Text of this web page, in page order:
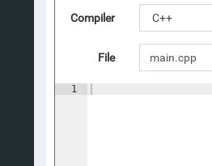
Compiler C++
File
1